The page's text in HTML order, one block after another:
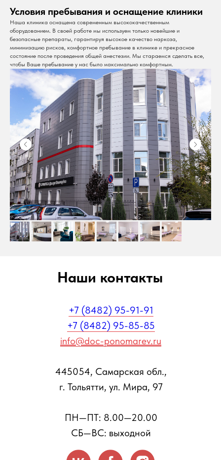
Условия пребывания и оснащение клиники
Наша клиника оснащена современным высококачественным
оборудованием. В своей работе мы используем только новейшие и
безопасные препараты, гарантируя высокое качество наркоза,
минимизацию рисков, комфортное пребывание в клинике и прекрасное
состояние после проведения общей анестезии. Мы стараемся сделать все,
чтобы Ваше пребывание у нас было максимально комфортным.
+7 (8482) 95-91-91
+7 (8482) 95-85-85
info@doc-ponomarev.ru
445054, Самарская обл.,
г. Тольятти, ул. Мира, 97
ПН—ПТ: 8.00—20.00
СБ—ВС: выходной
Наши контакты